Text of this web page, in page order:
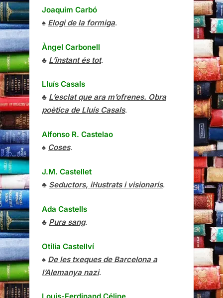
Joaquim Carbó
♠ Elogi de la formiga.
Àngel Carbonell
♣ L’instant és tot.
Lluís Casals
♣ L’esclat que ara m’ofrenes. Obra
poètica de Lluís Casals.
Alfonso R. Castelao
♠ Coses.
J.M. Castellet
♣ Seductors, il·lustrats i visionaris.
Ada Castells
♣ Pura sang.
Otília Castellví
♠ De les txeques de Barcelona a
l’Alemanya nazi.